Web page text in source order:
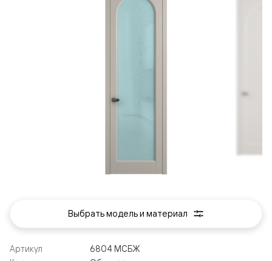
Артикул
6804 МСБЖ
Выбрать модель и материал